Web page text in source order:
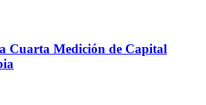
Cuarta Medición de Capital